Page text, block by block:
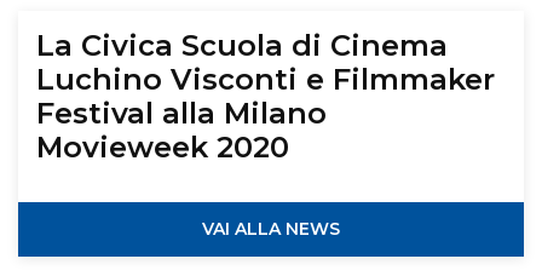
La Civica Scuola di Cinema
Luchino Visconti e Filmmaker
Festival alla Milano
Movieweek 2020
VAI ALLA NEWS